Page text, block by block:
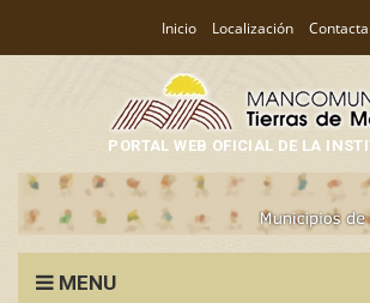
Inicio Localización
PORTAL WEB OFICIAL DE LA
MENU